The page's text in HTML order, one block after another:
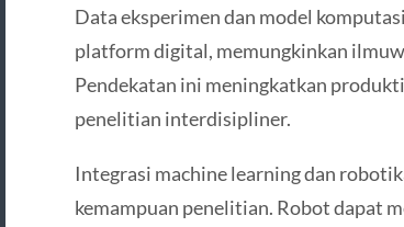
Data eksperimen dan model
platform digital, memungkinkan
Pendekatan ini meningkatkan
penelitian interdisipliner.
Integrasi machine learning dan
kemampuan penelitian. Robot dapat